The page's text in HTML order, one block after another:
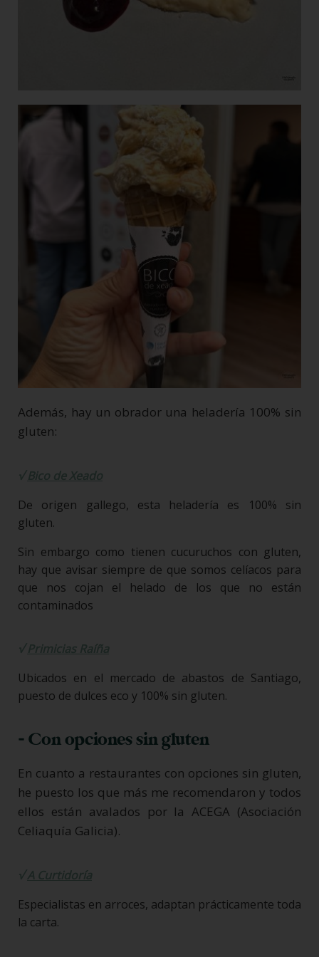
Además, hay un obrador una heladería 100% sin
gluten:
√Bico de Xeado
De origen gallego, esta heladería es 100% sin
gluten.
Sin embargo como tienen cucuruchos con gluten,
hay que avisar siempre de que somos celíacos para
que nos cojan el helado de los que no están
contaminados
√Primicias Raíña
Ubicados en el mercado de abastos de Santiago,
puesto de dulces eco y 100% sin gluten.
- Con opciones sin gluten
En cuanto a restaurantes con opciones sin gluten,
he puesto los que más me recomendaron y todos
ellos están avalados por la ACEGA (Asociación
Celiaquía Galicia).
√A Curtidoría
Especialistas en arroces, adaptan prácticamente toda
la carta.